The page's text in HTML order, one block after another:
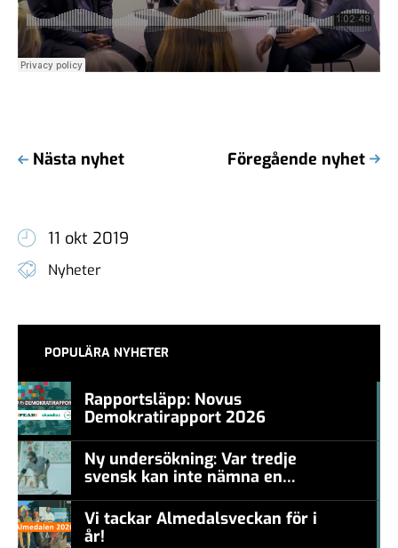
Nästa nyhet Föregående nyhet
11 okt 2019
Nyheter
POPULÄRA NYHETER
Rapportsläpp: Novus
Demokratirapport 2026
Ny undersökning: Var tredje
svensk kan inte nämna en
levande konstnär
Vi tackar Almedalsveckan för i
år!